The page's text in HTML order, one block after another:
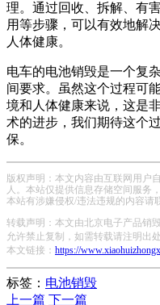
理。通过回收、拆解、有
用等步骤，可以有效地解
人体健康。
电车的电池销毁是一个复
间要求。虽然这个过程可
境和人体健康来说，这是
术的进步，我们期待这个
保。
版权声明：本文内容由互联网用户
人。本站仅提供信息存储空间服务
本站有涉嫌侵权/违法违规的内容请
转载声明：本文由北京电子产品销
允许禁止复制，如需转载请注明出处
本文链接： https://
标签： 电池销毁
上一篇 下一篇